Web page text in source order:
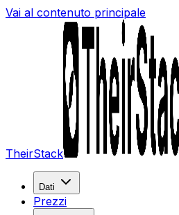
Vai al contenuto principale
TheirStack
Dati
Prezzi